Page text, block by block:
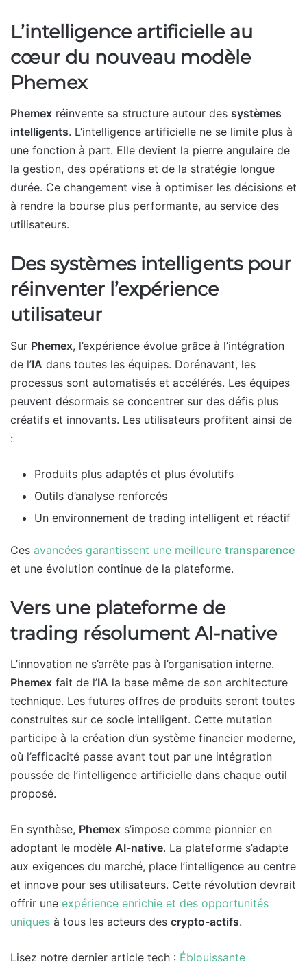
L’intelligence artificielle au
cœur du nouveau modèle
Phemex
Phemex réinvente sa structure autour des systèmes
intelligents. L’intelligence artificielle ne se limite plus à
une fonction à part. Elle devient la pierre angulaire de
la gestion, des opérations et de la stratégie longue
durée. Ce changement vise à optimiser les décisions et
à rendre la bourse plus performante, au service des
utilisateurs.
Des systèmes intelligents pour
réinventer l’expérience
utilisateur
Sur Phemex, l’expérience évolue grâce à l’intégration
de l’IA dans toutes les équipes. Dorénavant, les
processus sont automatisés et accélérés. Les équipes
peuvent désormais se concentrer sur des défis plus
créatifs et innovants. Les utilisateurs profitent ainsi de
:
Produits plus adaptés et plus évolutifs
Outils d’analyse renforcés
Un environnement de trading intelligent et réactif
Ces avancées garantissent une meilleure transparence
et une évolution continue de la plateforme.
Vers une plateforme de
trading résolument AI-native
L’innovation ne s’arrête pas à l’organisation interne.
Phemex fait de l’IA la base même de son architecture
technique. Les futures offres de produits seront toutes
construites sur ce socle intelligent. Cette mutation
participe à la création d’un système financier moderne,
où l’efficacité passe avant tout par une intégration
poussée de l’intelligence artificielle dans chaque outil
proposé.
En synthèse, Phemex s’impose comme pionnier en
adoptant le modèle AI-native. La plateforme s’adapte
aux exigences du marché, place l’intelligence au centre
et innove pour ses utilisateurs. Cette révolution devrait
offrir une expérience enrichie et des opportunités
uniques à tous les acteurs des crypto-actifs.
Lisez notre dernier article tech : Éblouissante